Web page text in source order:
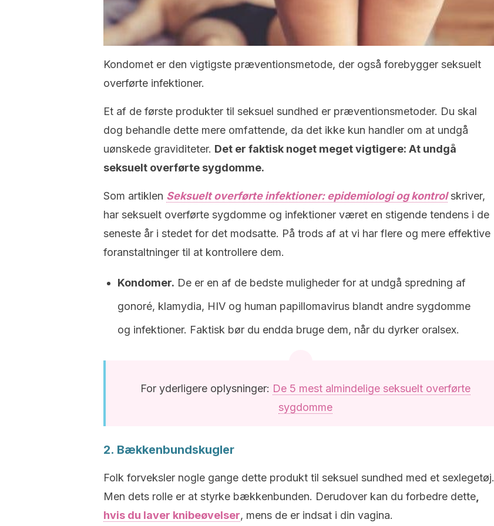
Kondomet er den vigtigste præventionsmetode, der også forebygger seksuelt
overførte infektioner.
Et af de første produkter til seksuel sundhed er præventionsmetoder. Du skal
dog behandle dette mere omfattende, da det ikke kun handler om at undgå
uønskede graviditeter. Det er faktisk noget meget vigtigere: At undgå
seksuelt overførte sygdomme.
Som artiklen Seksuelt overførte infektioner: epidemiologi og kontrolskriver,
har seksuelt overførte sygdomme og infektioner været en stigende tendens i de
seneste år i stedet for det modsatte. På trods af at vi har flere og mere effektive
foranstaltninger til at kontrollere dem.
Kondomer. De er en af de bedste muligheder for at undgå spredning af
gonoré, klamydia, HIV og human papillomavirus blandt andre sygdomme
og infektioner. Faktisk bør du endda bruge dem, når du dyrker oralsex.
For yderligere oplysninger: De 5 mest almindelige seksuelt overførte
sygdomme
2. Bækkenbundskugler
Folk forveksler nogle gange dette produkt til seksuel sundhed med et sexlegetøj.
Men dets rolle er at styrke bækkenbunden. Derudover kan du forbedre dette
hvis du laver knibeøvelser, mens de er indsat i din vagina.